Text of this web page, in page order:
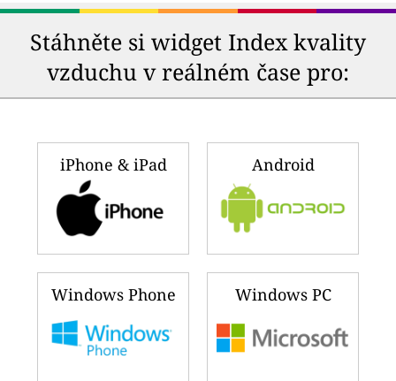
Stáhněte si widget Index kvality
vzduchu v reálném čase pro:
iPhone & iPad Android
Windows Phone Windows PC